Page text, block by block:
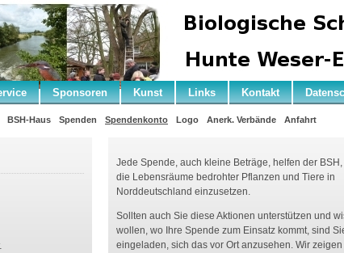
Sponsoren Kunst Links Kontakt
BSH-Haus Spenden Spendenkonto Logo Anerk. Verbände Anfahrt
Jede Spende, auch kleine Beträge, helfen der
die Lebensräume bedrohter Pflanzen und Tiere in
Norddeutschland einzusetzen.
Sollten auch Sie diese Aktionen unterstützen und
wollen, wo Ihre Spende zum Einsatz kommt, sind
eingeladen, sich das vor Ort anzusehen. Wir zeigen